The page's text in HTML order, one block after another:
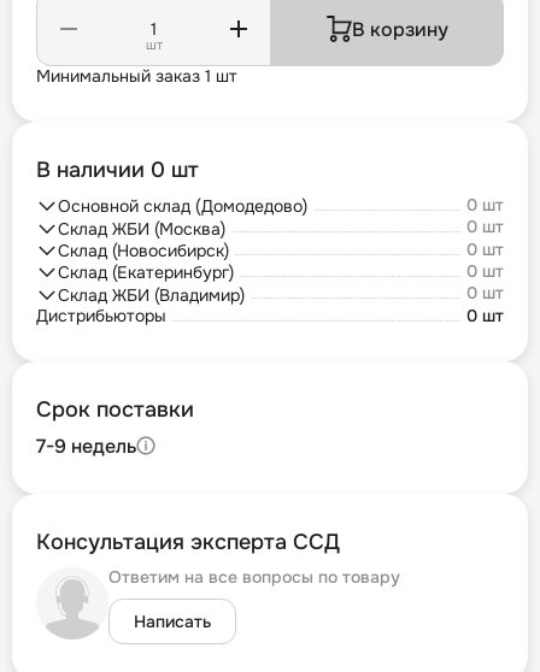
шт
В корзину
Минимальный заказ 1 шт
В наличии 0 шт
Основной склад (Домодедово)
0 шт
Склад ЖБИ (Москва)
0 шт
Склад (Новосибирск)
0 шт
Склад (Екатеринбург)
0 шт
Склад ЖБИ (Владимир)
0 шт
Дистрибьюторы
0 шт
Срок поставки
7-9 недель
Консультация эксперта ССД
Ответим на все вопросы по товару
Написать